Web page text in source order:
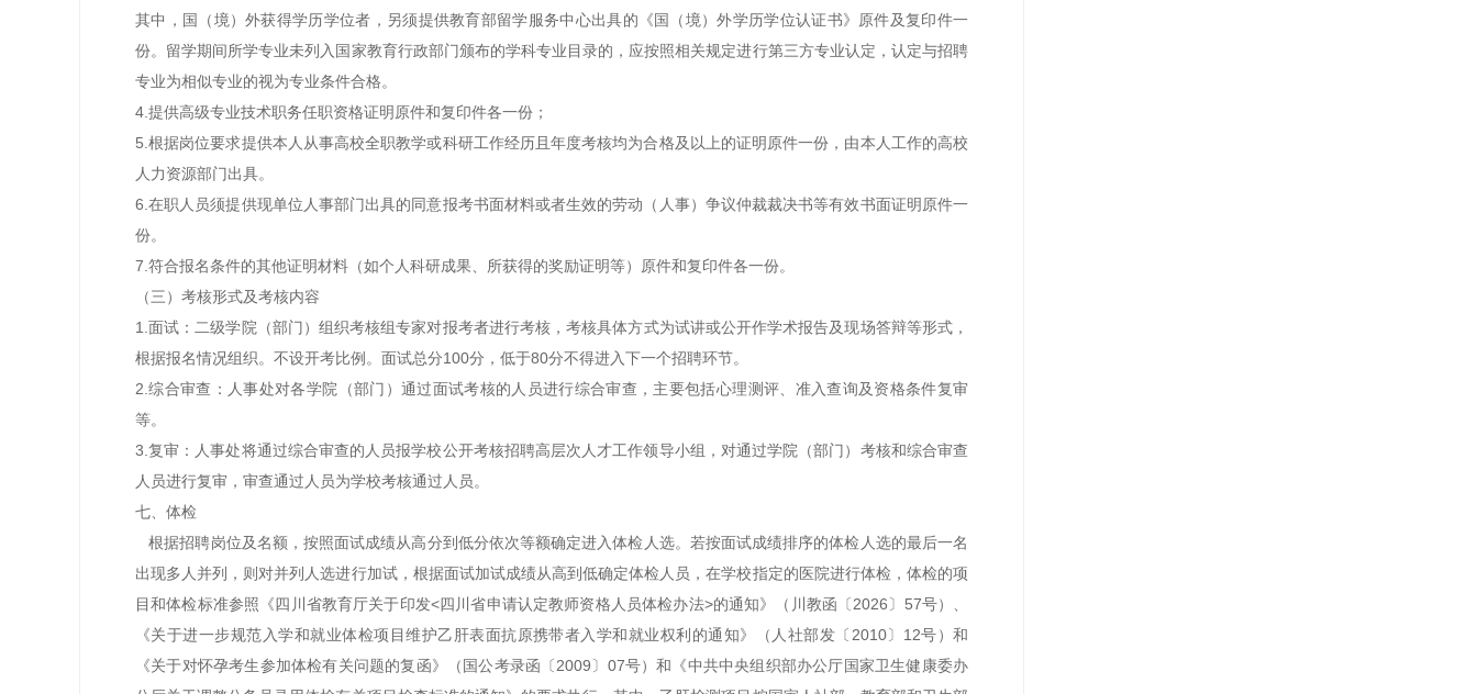
其中， 国（境）外获得学历学位者，另须提供教育部留学服务中心出具的《国（境）外学历学位认证书》原件及复印件一
份。留学期间所学专业未列入国家教育行政部门颁布的学科专业目录的，应按照相关规定进行第三方专业认定，认定与招聘
专业为相似专业的视为专业条件合格。
4.提供高级专业技术职务任职资格证明原件和复印件各一份；
5.根据岗位要求提供本人从事高校全职教学或科研工作经历且年度考核均为合格及以上的证明原件一份，由本人工作的高校
人力资源部门出具。
6.在职人员须提供现单位人事部门出具的同意报考书面材料或者生效的劳动（人事）争议仲裁裁决书等有效书面证明原件一
份。
7.符合报名条件的其他证明材料（如个人科研成果、所获得的奖励证明等）原件和复印件各一份。
（三）考核形式及考核内容
1.面试：二级学院（部门）组织考核组专家对报考者进行考核，考核具体方式为试讲或公开作学术报告及现场答辩等形式，
根据报名情况组织。不设开考比例。面试总分100分，低于80分不得进入下一个招聘环节。
2.综合审查：人事处对各学院（部门）通过面试考核的人员进行综合审查，主要包括心理测评、准入查询及资格条件复审
等。
3.复审：人事处将通过综合审查的人员报学校公开考核招聘高层次人才工作领导小组，对通过学院（部门）考核和综合审查
人员进行复审，审查通过人员为学校考核通过人员。
七、体检
根据招聘岗位及名额，按照面试成绩从高分到低分依次等额确定进入体检人选。若按面试成绩排序的体检人选的最后一名
出现多人并列，则对并列人选进行加试，根据面试加试成绩从高到低确定体检人员，在学校指定的医院进行体检，体检的项
目和体检标准参照《四川省教育厅关于印发<四川省申请认定教师资格人员体检办法>的通知》（川教函〔2026〕57号）、
《关于进一步规范入学和就业体检项目维护乙肝表面抗原携带者入学和就业权利的通知》（人社部发〔2010〕12号）和
《关于对怀孕考生参加体检有关问题的复函》（国公考录函〔2009〕07号）和《中共中央组织部办公厅国家卫生健康委办